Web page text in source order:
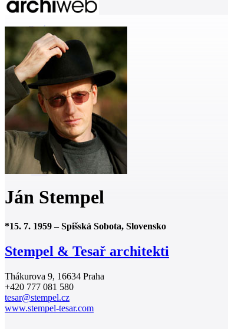
Zprávy
Architekti
Stavby
Katalog
E-shop
Burza práce162
en
0
Ján Stempel
*15. 7. 1959–Spišská Sobota, Slovensko
Stempel & Tesař architekti
Thákurova 9, 16634 Praha
+420 777 081 580
tesar@stempel.cz
www.stempel-tesar.com